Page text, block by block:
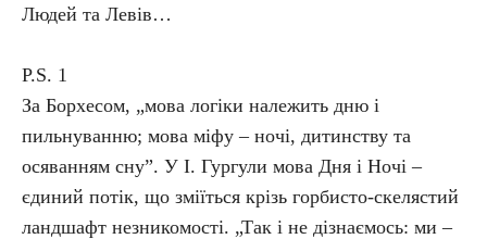
Людей та Левів…
P.S. 1
За Борхесом, „мова логіки належить дню і
пильнуванню; мова міфу – ночі, дитинству та
осяванням сну”. У І. Гургули мова Дня і Ночі –
єдиний потік, що зміїться крізь горбисто-скелястий
ландшафт незникомості. „Так і не дізнаємось: ми –